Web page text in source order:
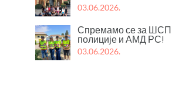
03.06.2026.
Спремамо се за ШСП
полиције и АМД РС!
03.06.2026.